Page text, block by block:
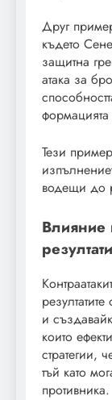
Друг
където
защитна
атака за
Тези
водещи до
Влияние
и
които
стратегии,
тъй като
противника.